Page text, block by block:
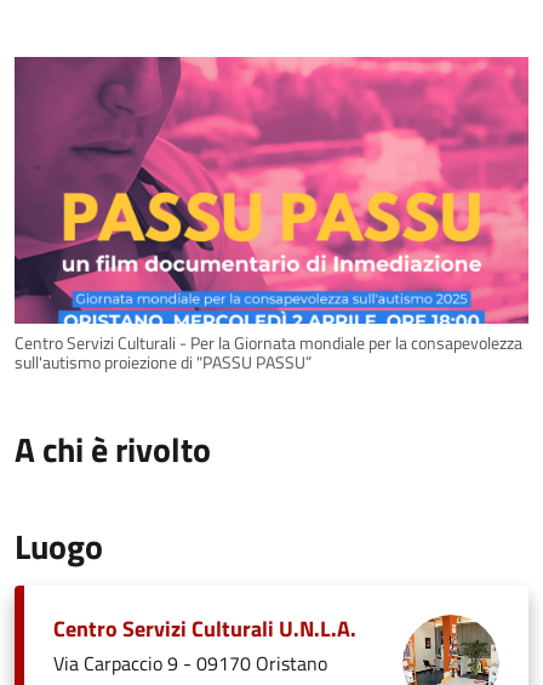
Centro Servizi Culturali - Per la Giornata mondiale per la consapevolezza
sull'autismo proiezione di "PASSU PASSU”
A chi è rivolto
Luogo
Centro Servizi Culturali U.N.L.A.
Via Carpaccio 9 - 09170 Oristano